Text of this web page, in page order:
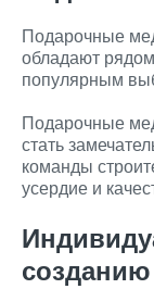
Подарочные
обладают
популярным
Подарочные
стать
команды
усердие и
созданию